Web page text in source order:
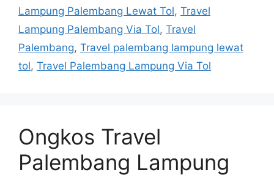
Lampung Palembang Lewat Tol, Travel
Lampung Palembang Via Tol, Travel
Palembang, Travel palembang lampung lewat
tol, Travel Palembang Lampung Via Tol
Ongkos Travel
Palembang Lampung